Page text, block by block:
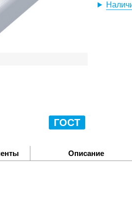
ГОСТ
Описание